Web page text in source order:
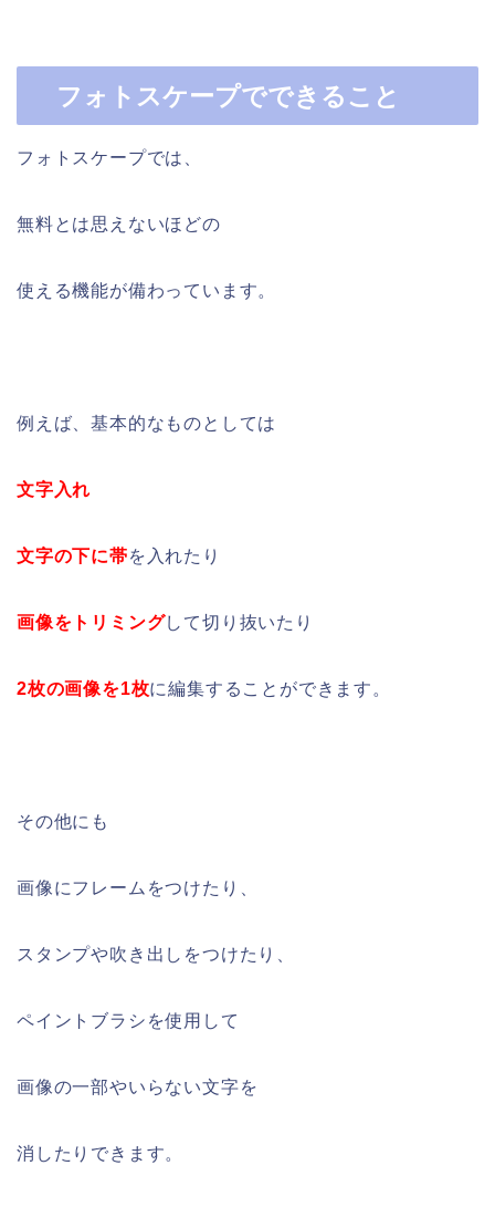
フォトスケープでできること
フォトスケープでは、
無料とは思えないほどの
使える機能が備わっています。
例えば、基本的なものとしては
文字入れ
文字の下に帯を入れたり
画像をトリミングして切り抜いたり
2枚の画像を1枚に編集することができます。
その他にも
画像にフレームをつけたり、
スタンプや吹き出しをつけたり、
ペイントブラシを使用して
画像の一部やいらない文字を
消したりできます。